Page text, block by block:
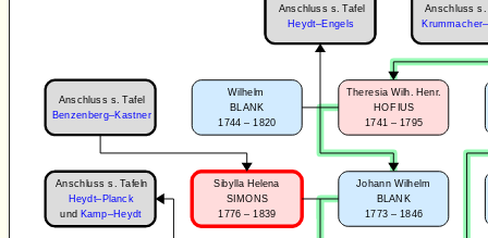
Sibylla Helena
SIMONS
1776 – 1839
Johann Wilhelm
BLANK
1773 – 1846
Wilhelm
BLANK
1744 – 1820
Theresia Wilh. Henr.
HOFIUS
1741 – 1795
Anschluss s. Tafel
Benzenberg–Kastner
Anschluss s. Tafel
Heydt–Engels
Anschluss s. Tafeln
Heydt–Planck
und Kamp–Heydt
Anschluss s.